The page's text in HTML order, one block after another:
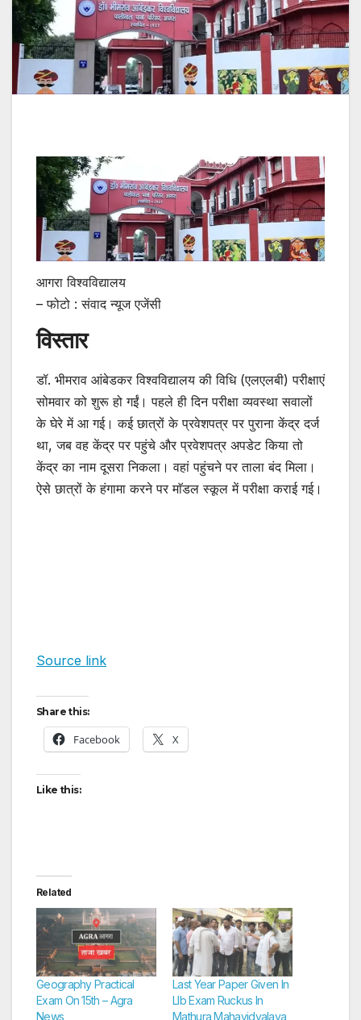
आगरा विश्वविद्यालय
– फोटो : संवाद न्यूज एजेंसी
विस्तार
डॉ. भीमराव आंबेडकर विश्वविद्यालय की विधि (एलएलबी) परीक्षाएं
सोमवार को शुरू हो गईं। पहले ही दिन परीक्षा व्यवस्था सवालों
के घेरे में आ गई। कई छात्रों के प्रवेशपत्र पर पुराना केंद्र दर्ज
था, जब वह केंद्र पर पहुंचे और प्रवेशपत्र अपडेट किया तो
केंद्र का नाम दूसरा निकला। वहां पहुंचने पर ताला बंद मिला।
ऐसे छात्रों के हंगामा करने पर माॅडल स्कूल में परीक्षा कराई गई।
Source link
Share this:
Facebook X
Like this:
Related
Geography Practical
Exam On 15th – Agra
News
Last Year Paper Given In
Llb Exam Ruckus In
Mathura Mahavidyalaya